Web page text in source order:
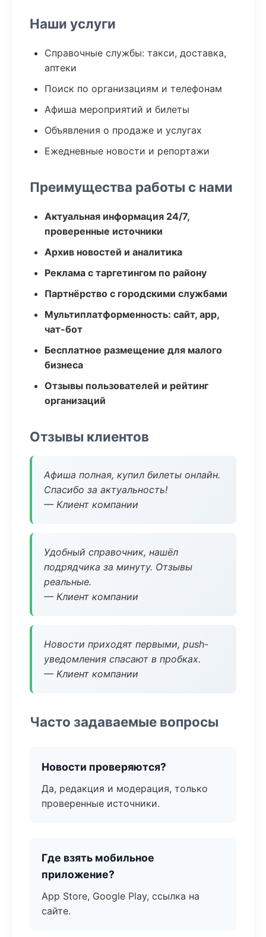
Наши услуги
Справочные службы: такси, доставка,
аптеки
Поиск по организациям и телефонам
Афиша мероприятий и билеты
Объявления о продаже и услугах
Ежедневные новости и репортажи
Преимущества работы с нами
Актуальная информация 24/7,
проверенные источники
Архив новостей и аналитика
Реклама с таргетингом по району
Партнёрство с городскими службами
Мультиплатформенность: сайт, app,
чат-бот
Бесплатное размещение для малого
бизнеса
Отзывы пользователей и рейтинг
организаций
Отзывы клиентов
Афиша полная, купил билеты онлайн.
Спасибо за актуальность!
— Клиент компании
Удобный справочник, нашёл
подрядчика за минуту. Отзывы
реальные.
— Клиент компании
Новости приходят первыми, push-
уведомления спасают в пробках.
— Клиент компании
Часто задаваемые вопросы
Новости проверяются?
Да, редакция и модерация, только
проверенные источники.
Где взять мобильное
приложение?
App Store, Google Play, ссылка на
сайте.